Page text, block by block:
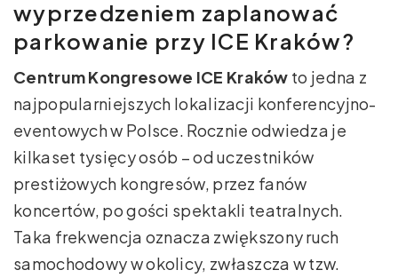
wyprzedzeniem zaplanować
parkowanie przy ICE Kraków?
Centrum Kongresowe ICE Kraków to jedna z
najpopularniejszych lokalizacji konferencyjno-
eventowych w Polsce. Rocznie odwiedza je
kilkaset tysięcy osób – od uczestników
prestiżowych kongresów, przez fanów
koncertów, po gości spektakli teatralnych.
Taka frekwencja oznacza zwiększony ruch
samochodowy w okolicy, zwłaszcza w tzw.